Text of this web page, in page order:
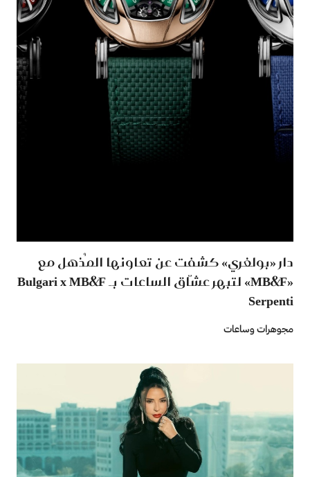
دار «بولغري» كشفت عن تعاونها المُذهل مع
«MB&F» لتبهر عشّاق الساعات بـ Bulgari x MB&F
Serpenti
مجوهرات وساعات